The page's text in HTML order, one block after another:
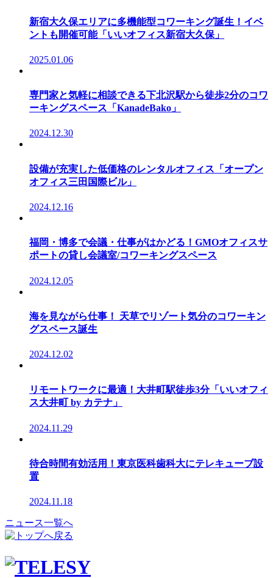
新宿大久保エリアに多機能型コワーキング誕生！イベ
ントも開催可能「いいオフィス新宿大久保」
2025.01.06
専門家と気軽に相談できる下北沢駅から徒歩2分のコワ
ーキングスペース「KanadeBako」
2024.12.30
設備が充実した低価格のレンタルオフィス「オープン
オフィス三田国際ビル」
2024.12.16
福岡・博多で会議・仕事がはかどる！GMOオフィスサ
ポートの貸し会議室/コワーキングスペース
2024.12.05
海を見ながら仕事！ 天草でリゾート気分のコワーキン
グスペース誕生
2024.12.02
リモートワークに最適！大井町駅徒歩3分「いいオフィ
ス大井町 by カテナ」
2024.11.29
待合時間有効活用！東京医科歯科大にテレキューブ設
置
2024.11.18
ニュース一覧へ